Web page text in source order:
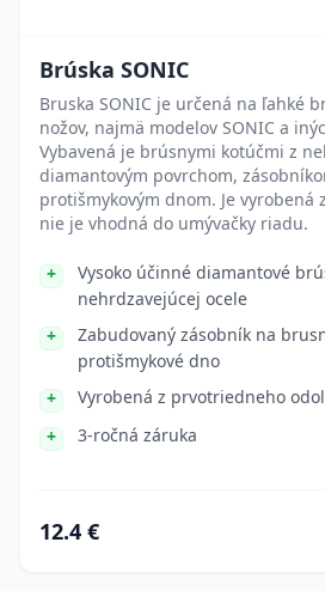
Brúska SONIC
Bruska SONIC je určená na ľahké
nožov, najmä modelov SONIC a
Vybavená je brúsnymi kotúčmi z
diamantovým povrchom,
protišmykovým dnom. Je vyrobená
nie je vhodná do umývačky riadu.
Vysoko účinné diamantové
nehrdzavejúcej ocele
Zabudovaný zásobník na
protišmykové dno
Vyrobená z prvotriedneho
3-ročná záruka
12.4 €